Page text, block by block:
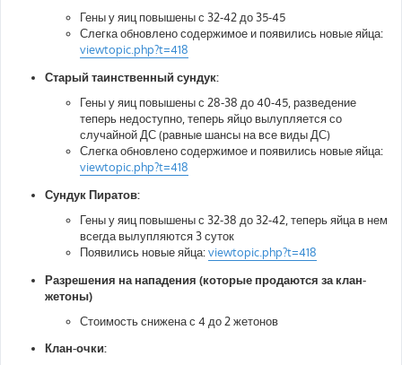
Гены у яиц повышены с 32-42 до 35-45
Слегка обновлено содержимое и появились новые яйца:
viewtopic.php?t=418
Старый таинственный сундук:
Гены у яиц повышены с 28-38 до 40-45, разведение
теперь недоступно, теперь яйцо вылупляется со
случайной ДС (равные шансы на все виды ДС)
Слегка обновлено содержимое и появились новые яйца:
viewtopic.php?t=418
Сундук Пиратов:
Гены у яиц повышены с 32-38 до 32-42, теперь яйца в нем
всегда вылупляются 3 суток
Появились новые яйца:viewtopic.php?t=418
Разрешения на нападения (которые продаются за клан-
жетоны)
Стоимость снижена с 4 до 2 жетонов
Клан-очки: